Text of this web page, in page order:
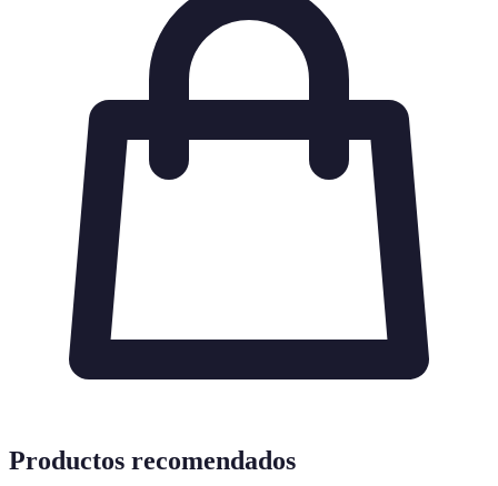
Productos recomendados